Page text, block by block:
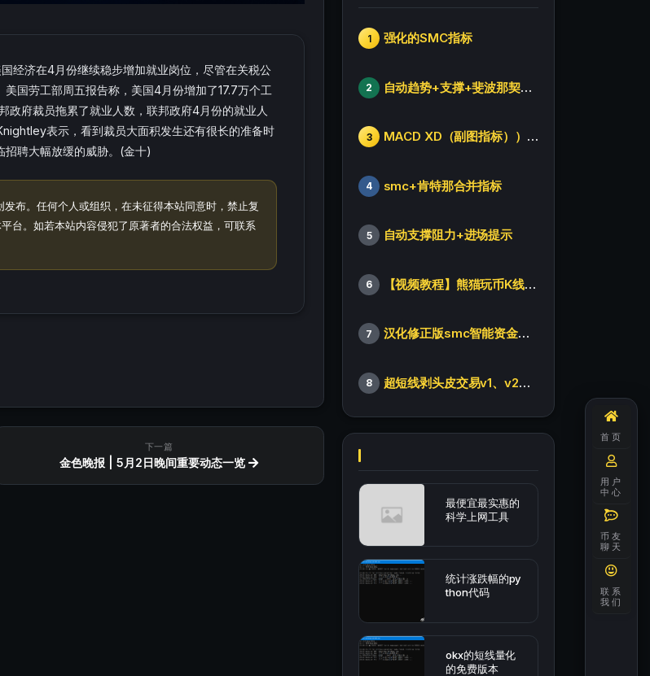
经济在4月份继续稳步增加就业岗位，尽管在关税公
国劳工部周五报告称，美国4月份增加了17.7万个工
政府裁员拖累了就业人数，联邦政府4月份的就业人
表示，看到裁员大面积发生还有很长的准备时
招聘大幅放缓的威胁。(金十)
布。任何个人或组织，在未征得本站同意时，禁止复
台。如若本站内容侵犯了原著者的合法权益，可联系
下一篇
金色晚报 | 5月2日晚间重要动态一览
1 强化的SMC指标
2 自动趋势+支撑+斐波那契+箱体
3 MACD XD（副图指标））修改版
4 smc+肯特那合并指标
5 自动支撑阻力+进场提示
6 【视频教程】熊猫玩币K线后的秘密（全集）
7 汉化修正版smc智能资金订单指标
8 超短线剥头皮交易v1、v2版本
最便宜最实惠的
科学上网工具
统计涨跌幅的py
thon代码
okx的短线量化
的免费版本
首页
用户
中心
币友
聊天
联系
我们